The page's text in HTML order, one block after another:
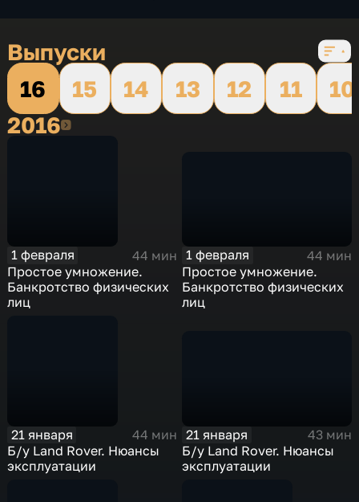
Выпуски
16
15 14 13 12 11
10
20162016
1 февраля
44 мин
Простое умножение.
Банкротство физических
лиц
1 февраля
44 мин
Простое умножение.
Банкротство физических
лиц
21 января
44 мин
Б/у Land Rover. Нюансы
эксплуатации
21 января
43 мин
Б/у Land Rover. Нюансы
эксплуатации